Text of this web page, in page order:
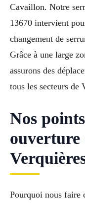
Cavaillon. Notre
13670 intervient
changement de
Grâce à une large
assurons des
tous les secteurs de
Nos
ouverture
Pourquoi nous faire